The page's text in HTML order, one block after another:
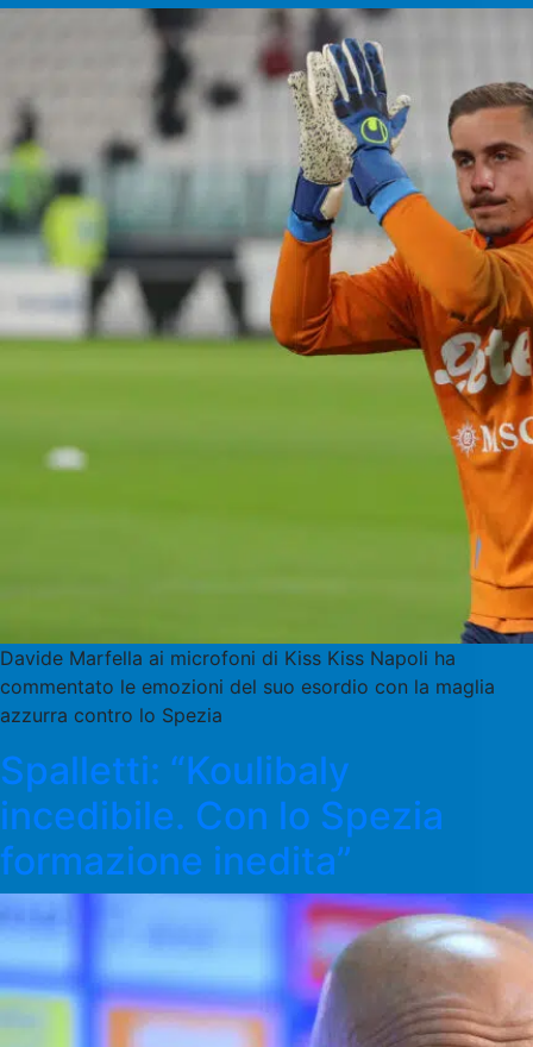
Davide Marfella ai microfoni di Kiss Kiss Napoli ha
commentato le emozioni del suo esordio con la maglia
azzurra contro lo Spezia
Spalletti: “Koulibaly
incedibile. Con lo Spezia
formazione inedita”